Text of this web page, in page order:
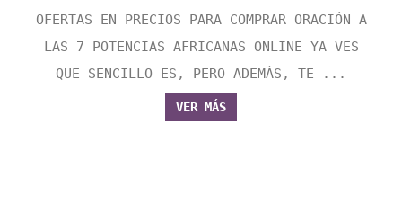
OFERTAS EN PRECIOS PARA COMPRAR ORACIÓN A
LAS 7 POTENCIAS AFRICANAS ONLINE YA VES
QUE SENCILLO ES, PERO ADEMÁS, TE ...
VER MÁS